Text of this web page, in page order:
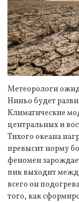
Метеорологи
Ниньо будет
Климатические
центральных и
Тихого океана
превысит норму
феномен
пик выходит
всего он
того, как